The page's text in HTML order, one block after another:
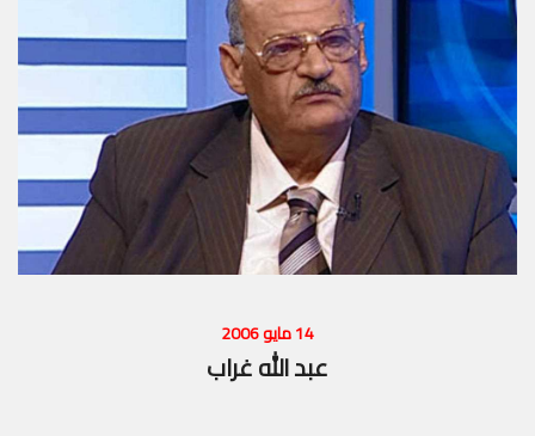
14 مايو 2006
عبد الله غراب